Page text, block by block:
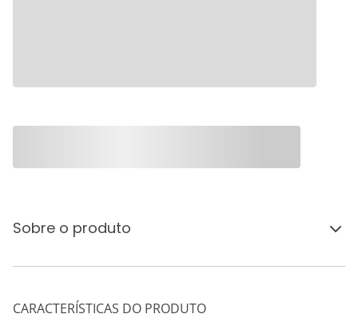
Sobre o produto
CARACTERÍSTICAS DO PRODUTO